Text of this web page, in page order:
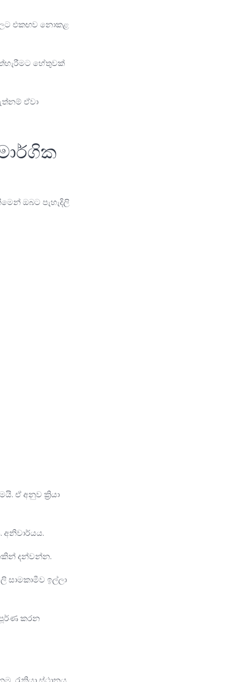
එකඟව නොකළ
හේතුවක්
ඒවා
ඔබට පැහැදිලි
ඒ අනුව ක්‍රියා
අනිවාර්යය.
දන්වන්න.
සාමකාමීව ඉල්ලා
කරන